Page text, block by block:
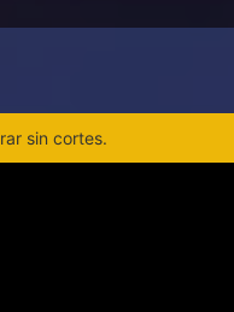
sin cortes.